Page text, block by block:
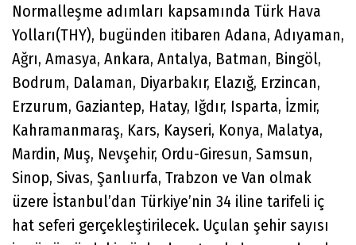
Normalleşme adımları kapsamında Türk Hava
Yolları(THY), bugünden itibaren Adana, Adıyaman,
Ağrı, Amasya, Ankara, Antalya, Batman, Bingöl,
Bodrum, Dalaman, Diyarbakır, Elazığ, Erzincan,
Erzurum, Gaziantep, Hatay, Iğdır, Isparta, İzmir,
Kahramanmaraş, Kars, Kayseri, Konya, Malatya,
Mardin, Muş, Nevşehir, Ordu-Giresun, Samsun,
Sinop, Sivas, Şanlıurfa, Trabzon ve Van olmak
üzere İstanbul’dan Türkiye’nin 34 iline tarifeli iç
hat seferi gerçekleştirilecek. Uçulan şehir sayısı